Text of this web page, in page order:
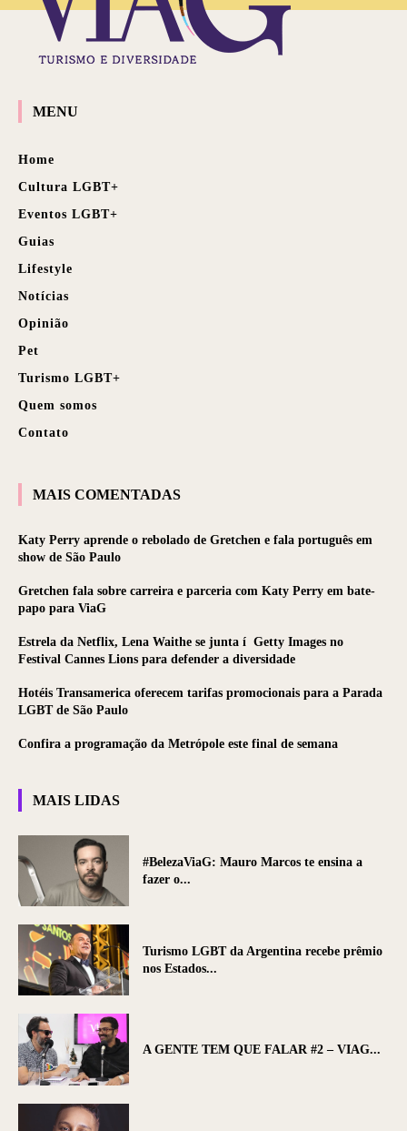
MENU
Home
Cultura LGBT+
Eventos LGBT+
Guias
Lifestyle
Notícias
Opinião
Pet
Turismo LGBT+
Quem somos
Contato
MAIS COMENTADAS
Katy Perry aprende o rebolado de Gretchen e fala português em
show de São Paulo
Gretchen fala sobre carreira e parceria com Katy Perry em bate-
papo para ViaG
Estrela da Netflix, Lena Waithe se junta í Getty Images no
Festival Cannes Lions para defender a diversidade
Hotéis Transamerica oferecem tarifas promocionais para a Parada
LGBT de São Paulo
Confira a programação da Metrópole este final de semana
MAIS LIDAS
#BelezaViaG: Mauro Marcos te ensina a
fazer o...
Turismo LGBT da Argentina recebe prêmio
nos Estados...
A GENTE TEM QUE FALAR #2 – VIAG...